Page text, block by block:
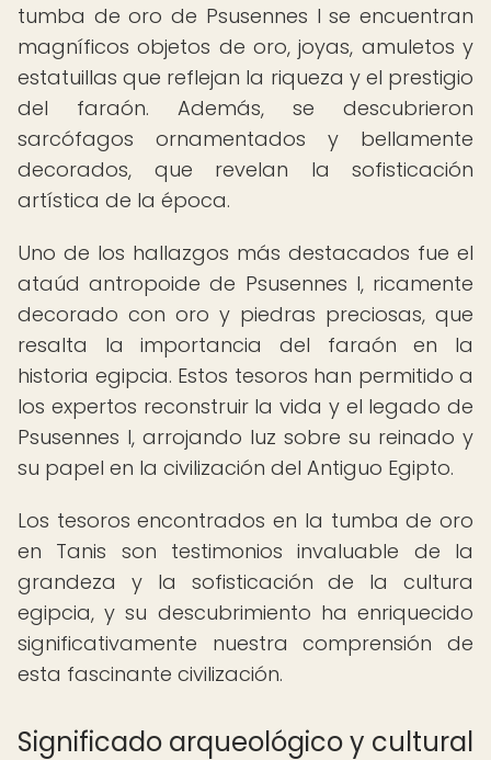
tumba de oro de Psusennes I se encuentran
magníficos objetos de oro, joyas, amuletos y
estatuillas que reflejan la riqueza y el prestigio
del faraón. Además, se descubrieron
sarcófagos ornamentados y bellamente
decorados, que revelan la sofisticación
artística de la época.
Uno de los hallazgos más destacados fue el
ataúd antropoide de Psusennes I, ricamente
decorado con oro y piedras preciosas, que
resalta la importancia del faraón en la
historia egipcia. Estos tesoros han permitido a
los expertos reconstruir la vida y el legado de
Psusennes I, arrojando luz sobre su reinado y
su papel en la civilización del Antiguo Egipto.
Los tesoros encontrados en la tumba de oro
en Tanis son testimonios invaluable de la
grandeza y la sofisticación de la cultura
egipcia, y su descubrimiento ha enriquecido
significativamente nuestra comprensión de
esta fascinante civilización.
Significado arqueológico y cultural